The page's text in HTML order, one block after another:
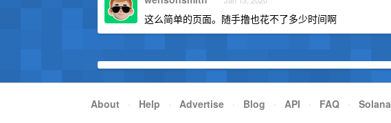
这么简单的页面。随手撸也花不了多少时间啊
About · Help · Advertise · Blog · API · FAQ · Solana